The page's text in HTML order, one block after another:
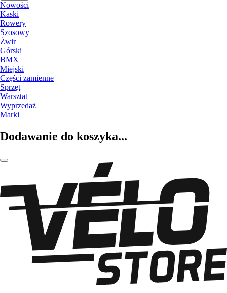
Nowości
Kaski
Rowery
Szosowy
Żwir
Górski
BMX
Miejski
Części zamienne
Sprzęt
Warsztat
Wyprzedaż
Marki
Dodawanie do koszyka...